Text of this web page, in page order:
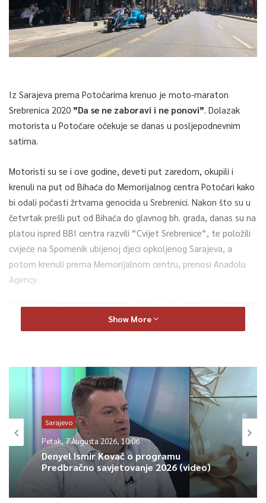
Iz Sarajeva prema Potočarima krenuo je moto-maraton
Srebrenica 2020 ”Da se ne zaboravi i ne ponovi” . Dolazak
motorista u Potočare očekuje se danas u posljepodnevnim
satima.
Motoristi su se i ove godine, deveti put zaredom, okupili i
krenuli na put od Bihaća do Memorijalnog centra Potočari kako
bi odali počasti žrtvama genocida u Srebrenici. Nakon što su u
četvrtak prešli put od Bihaća do glavnog bh. grada, danas su na
platou ispred BBI centra razvili “Cvijet Srebrenice“, te položili
cvijeće na Spomenik ubijenoj djeci opkoljenog Sarajeva, a
potom krenuli prema Memorijalnom centru, prenosi Anadolu
Agency.
Foto:Anadolija
Enver Sulić, jedan od organizatora Moto-maratona za
Srebrenicu kazao je da su ove godine okolnosti organizacije
nešto drugačije zbog specifičnih epidemiloških mjera zbog
pandemije koronavirusa. No uprkos brojnim problemima uspjeli
su organizovati maraton i na taj način odati počast žrtvama
Show More
Sarajevo
Petak, 7 Augusta 2026, 10:06
Denyel Ismir Kovač o programu
Predbračno savjetovanje 2026 (video)